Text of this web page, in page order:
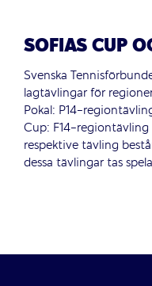
SOFIAS CUP
Svenska
lagtävlingar för
Pokal: P14-
Cup: F14-regiontävling
respektive tävling
dessa tävlingar tas